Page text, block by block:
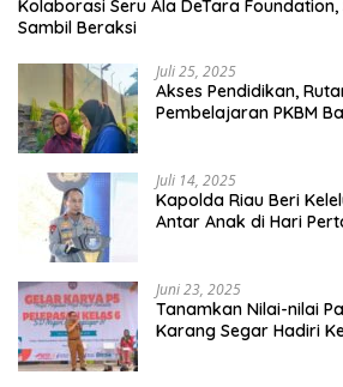
Kolaborasi Seru Ala DeTara
Sambil Beraksi
Juli 25, 2025
Akses Pendidikan,
Pembelajaran PKBM
Juli 14, 2025
Kapolda Riau Beri
Antar Anak di Hari
Juni 23, 2025
Tanamkan Nilai-nilai
Karang Segar Hadiri